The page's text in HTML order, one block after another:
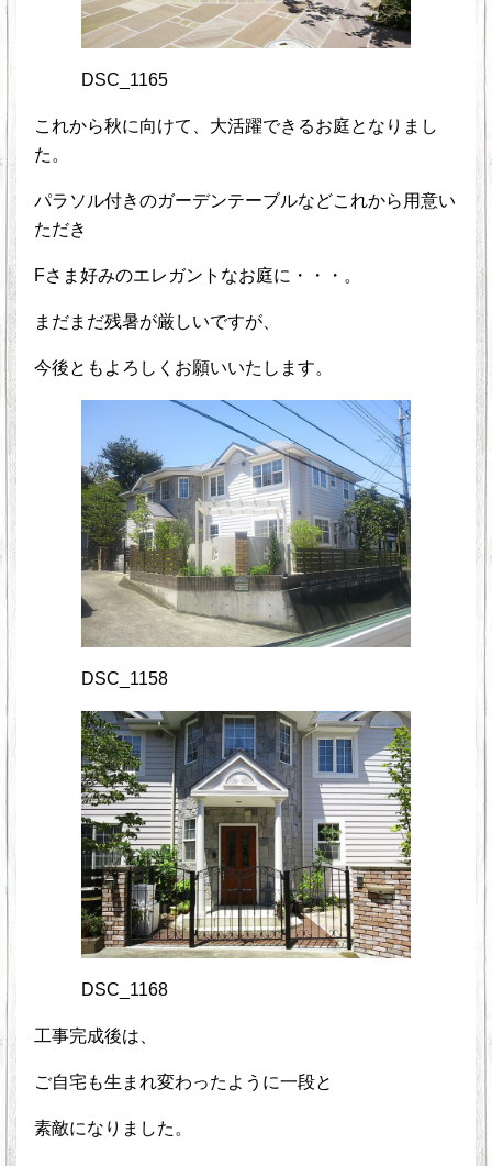
DSC_1165
これから秋に向けて、大活躍できるお庭となりまし
た。
パラソル付きのガーデンテーブルなどこれから用意い
ただき
Fさま好みのエレガントなお庭に・・・。
まだまだ残暑が厳しいですが、
今後ともよろしくお願いいたします。
DSC_1158
DSC_1168
工事完成後は、
ご自宅も生まれ変わったように一段と
素敵になりました。